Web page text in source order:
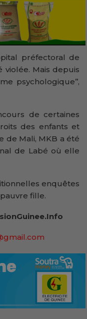
préfectoral de
violée. Mais depuis
psychologique’’,
de certaines
des enfants et
de Mali, MKB a été
de Labé où elle
enquêtes
fille.